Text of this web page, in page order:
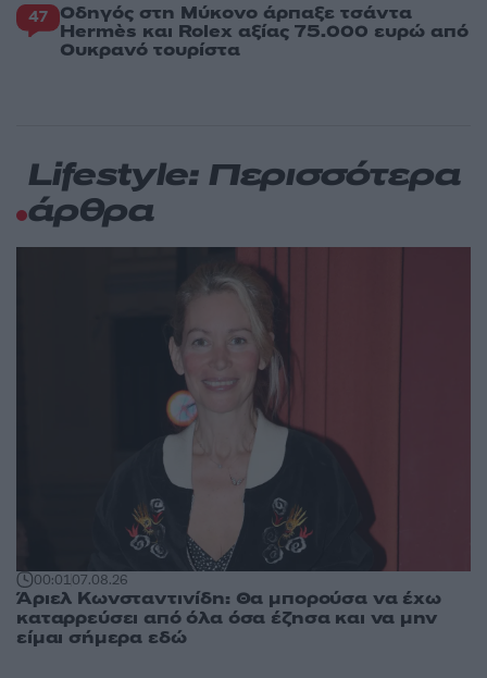
47 Οδηγός στη Μύκονο άρπαξε τσάντα
Hermès και Rolex αξίας 75.000 ευρώ από
Ουκρανό τουρίστα
Lifestyle: Περισσότερα
άρθρα
00:0107.08.26
Άριελ Κωνσταντινίδη: Θα μπορούσα να έχω
καταρρεύσει από όλα όσα έζησα και να μην
είμαι σήμερα εδώ